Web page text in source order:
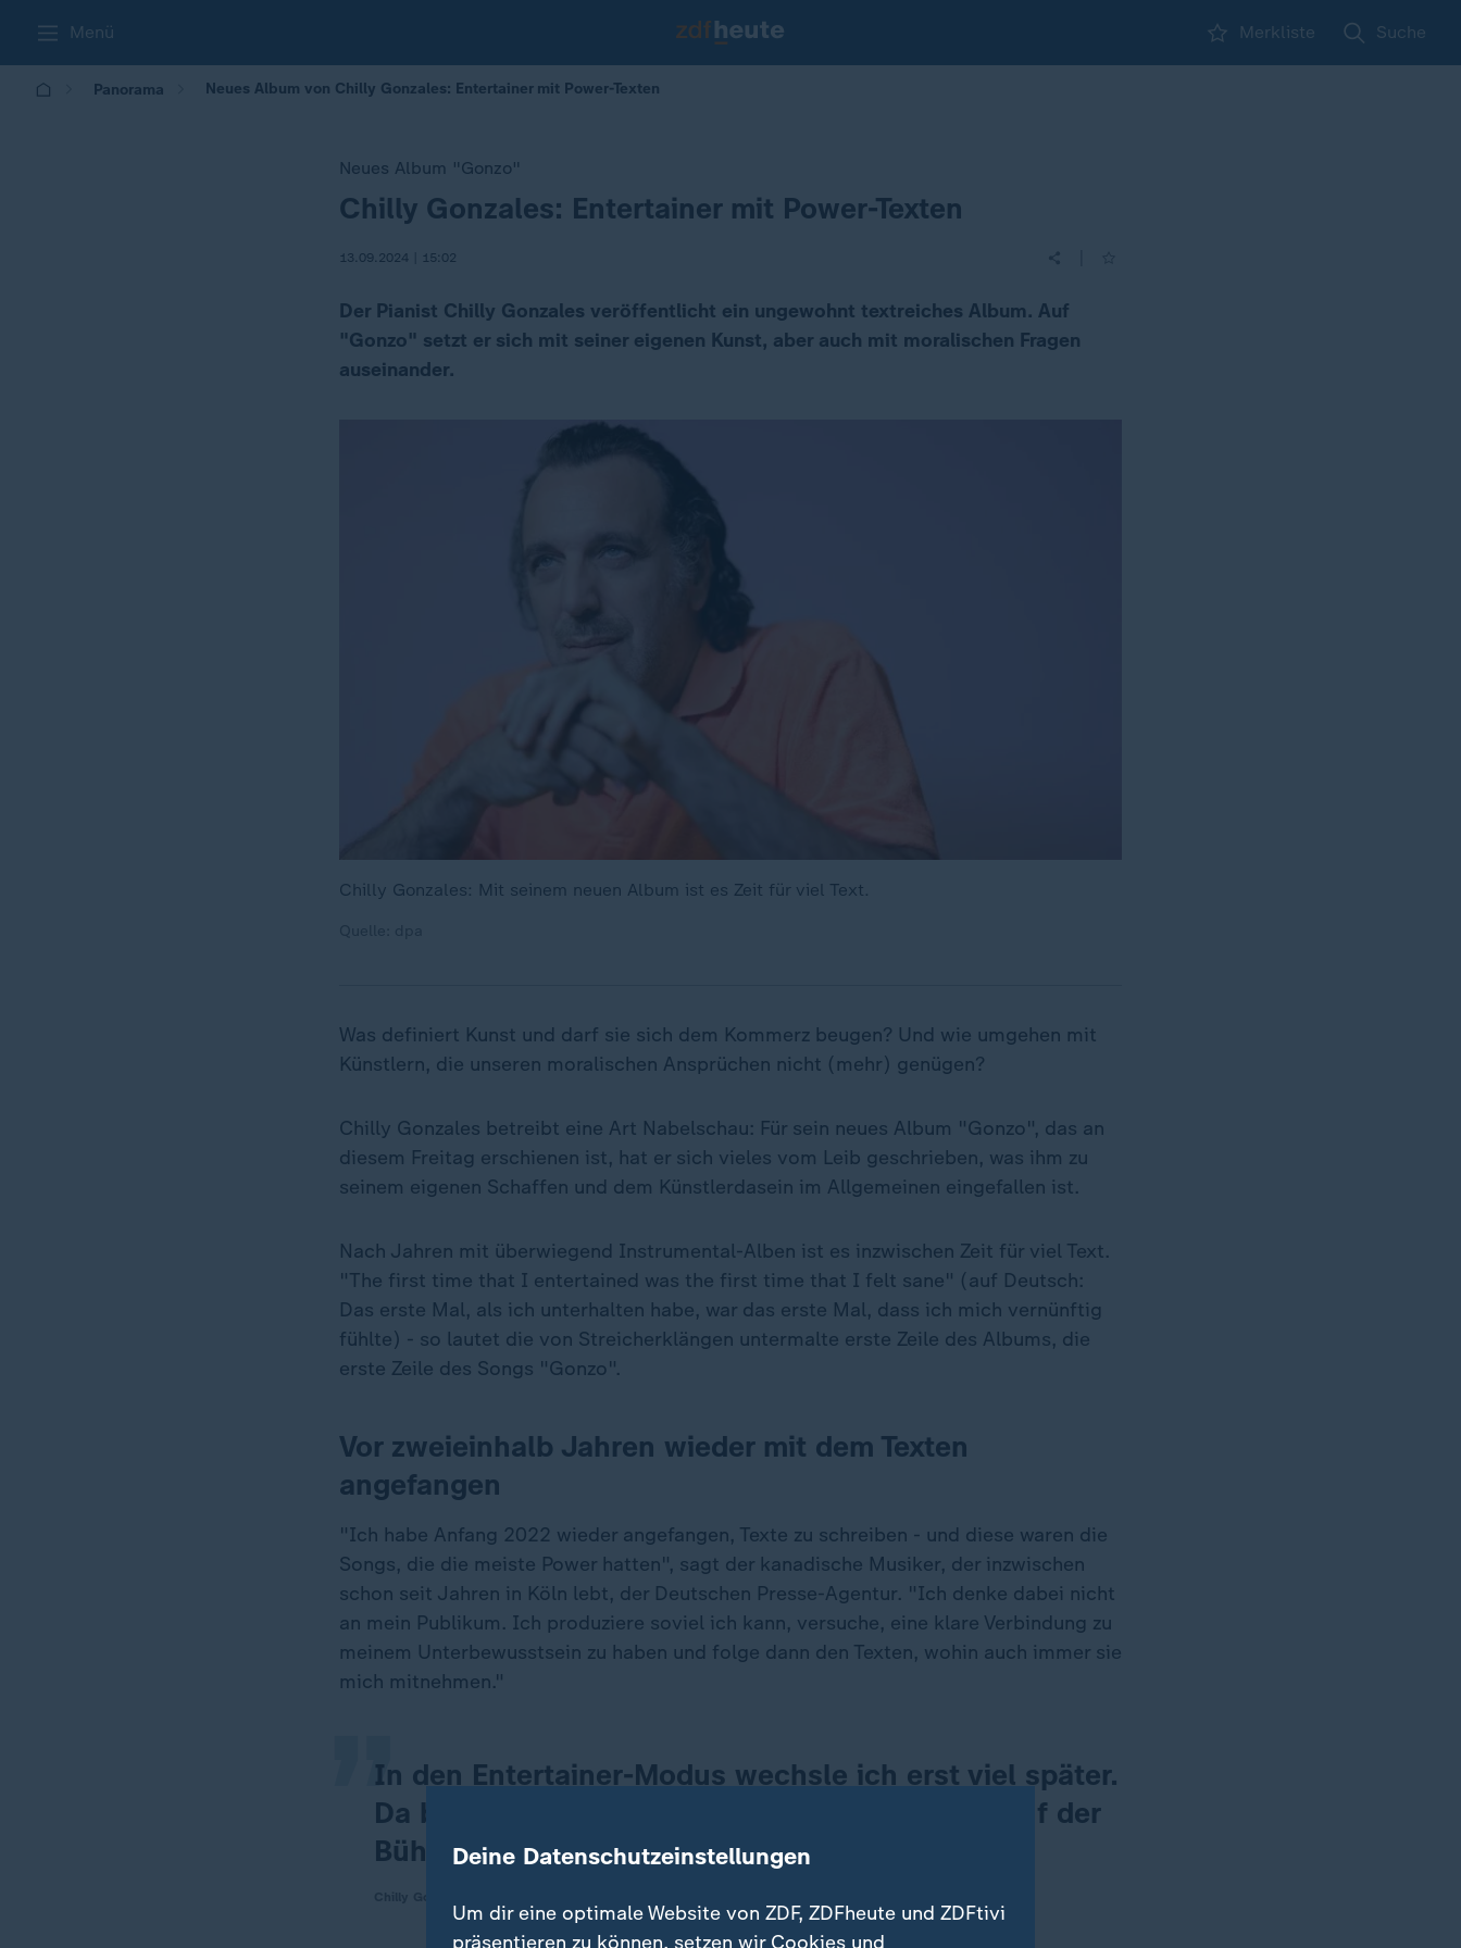
Menü Merkliste Suche
Panorama Neues Album von Chilly Gonzales: Entertainer mit Power-Texten
Neues Album "Gonzo"
:
Chilly Gonzales: Entertainer mit Power-Texten
13.09.2024 | 15:02
Der Pianist Chilly Gonzales veröffentlicht ein ungewohnt textreiches Album. Auf
"Gonzo" setzt er sich mit seiner eigenen Kunst, aber auch mit moralischen Fragen
auseinander.
Chilly Gonzales: Mit seinem neuen Album ist es Zeit für viel Text.
Was definiert Kunst und darf sie sich dem Kommerz beugen? Und wie umgehen mit
Künstlern, die unseren moralischen Ansprüchen nicht (mehr) genügen?
Chilly Gonzales betreibt eine Art Nabelschau: Für sein neues Album "Gonzo", das an
diesem Freitag erschienen ist, hat er sich vieles vom Leib geschrieben, was ihm zu
seinem eigenen Schaffen und dem Künstlerdasein im Allgemeinen eingefallen ist.
Nach Jahren mit überwiegend Instrumental-Alben ist es inzwischen Zeit für viel Text.
"The first time that I entertained was the first time that I felt sane" (auf Deutsch:
Das erste Mal, als ich unterhalten habe, war das erste Mal, dass ich mich vernünftig
fühlte) - so lautet die von Streicherklängen untermalte erste Zeile des Albums, die
erste Zeile des Songs "Gonzo".
Vor zweieinhalb Jahren wieder mit dem Texten
angefangen
"Ich habe Anfang 2022 wieder angefangen, Texte zu schreiben - und diese waren die
Songs, die die meiste Power hatten", sagt der kanadische Musiker, der inzwischen
schon seit Jahren in Köln lebt, der Deutschen Presse-Agentur. "Ich denke dabei nicht
an mein Publikum. Ich produziere soviel ich kann, versuche, eine klare Verbindung zu
meinem Unterbewusstsein zu haben und folge dann den Texten, wohin auch immer sie
mich mitnehmen."
In den Entertainer-Modus wechsle ich erst viel später.
Da bin ich dann objektiver und überlege, was auf der
Bühne funktionieren kann und was nicht.
„
Deine Datenschutzeinstellungen
Um dir eine optimale Website von ZDF, ZDFheute und ZDFtivi
präsentieren zu können, setzen wir Cookies und